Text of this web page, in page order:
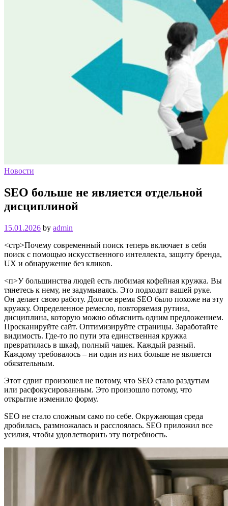
Новости
SEO больше не является отдельной
дисциплиной
15.01.2026 by admin
<стр>Почему современный поиск теперь включает в себя
поиск с помощью искусственного интеллекта, защиту бренда,
UX и обнаружение без кликов.
<п>У большинства людей есть любимая кофейная кружка. Вы
тянетесь к нему, не задумываясь. Это подходит вашей руке.
Он делает свою работу. Долгое время SEO было похоже на эту
кружку. Определенное ремесло, повторяемая рутина,
дисциплина, которую можно объяснить одним предложением.
Просканируйте сайт. Оптимизируйте страницы. Заработайте
видимость. Где-то по пути эта единственная кружка
превратилась в шкаф, полный чашек. Каждый разный.
Каждому требовалось – ни один из них больше не является
обязательным.
Этот сдвиг произошел не потому, что SEO стало раздутым
или расфокусированным. Это произошло потому, что
открытие изменило форму.
SEO не стало сложным само по себе. Окружающая среда
дробилась, размножалась и расслоялась. SEO приложил все
усилия, чтобы удовлетворить эту потребность.